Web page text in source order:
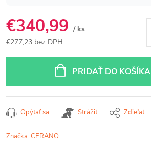
€340,99 / ks
€277,23 bez DPH
PRIDAŤ DO KOŠÍKA
Opýtať sa Strážiť Zdieľať
Značka:CERANO